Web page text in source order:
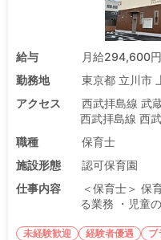
給与
月給294,600
勤務地
東京都 立川市
アクセス
西武拝島線 武
西武拝島線 西
職種
保育士
施設形態
認可保育園
仕事内容
＜保育士＞ 保
る業務 ・児童
未経験歓迎 経験者優遇 ブ